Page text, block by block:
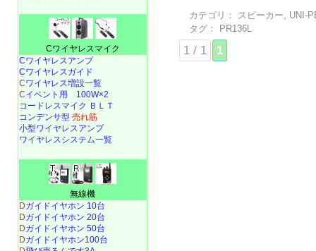
カテゴリ： スピーカー, UNI-
タグ：
PR136L
1 / 1 1
Cワイヤレスマイク
Cワイヤレスアンプ
Cワイヤレスガイド
Cワイヤレス増設一覧
Cイベント用 100W×2
コードレスマイク ＢＬＴ
コンデンサ型 売れ筋
小型ワイヤレスアンプ
ワイヤレスシステム一覧
無線機
Dガイドイヤホン 10台
Dガイドイヤホン 20台
Dガイドイヤホン 50台
Dガイドイヤホン100台